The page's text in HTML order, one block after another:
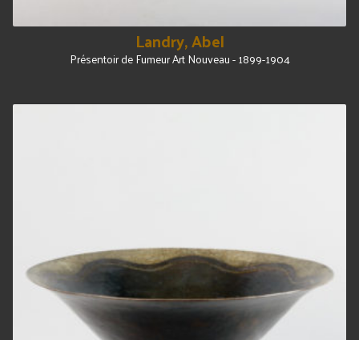
Landry, Abel
Présentoir de Fumeur Art Nouveau - 1899-1904